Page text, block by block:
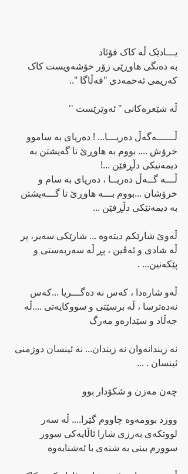
یـــادێک ڵە کاک فۆئاد
بە دەنگی هاوڕێی زۆر خۆشەویست کاک
کەریمی ئەحمەدی "قەڵاگا "..
ڵە شێعرەکانی " ئەوێرێست ''
ڵــــــەگەڵ دەریـــا... ! دەریای بە ساموو
خرۆش .... بووم بە هاوڕێ تا گەیشتن بە
دیمەنیکی دڵڕفێن ...!
ڵـــە گــەڵ دەریــا ، دەریای بە سام و
خرۆشان ...بووم بـــە هاوڕێ تا گـــەیشتن
بە دیمەنێکی دڵڕفێن ...
ڵەوێ شارێکم دیتەوە ... شارێکی سەیر، پر
ڵە شادی و ئەڤین ، پڕ ڵە سەربەستی و
پێکەنین... .
ڵەو شارەدا ، کەس نە دەگـــریا ...کەس
نەدەترسا ، ڵە برسێتی و سووکایەتی ....ڵە
جەڵاد و سێدارەو مەرگ
نە زیندانەوان نە زیندان... نە ئینسان دوژمنی
ئینسان . ...
چەن مەزن و شکۆدار بوو
وورد بوومەوە چاووم گێرا.... ڵە سەر
لووتکەی بەرزی شارا ئاڵایەکی سوور
سوورم بینی بە شنەی با ئەشنایەوە